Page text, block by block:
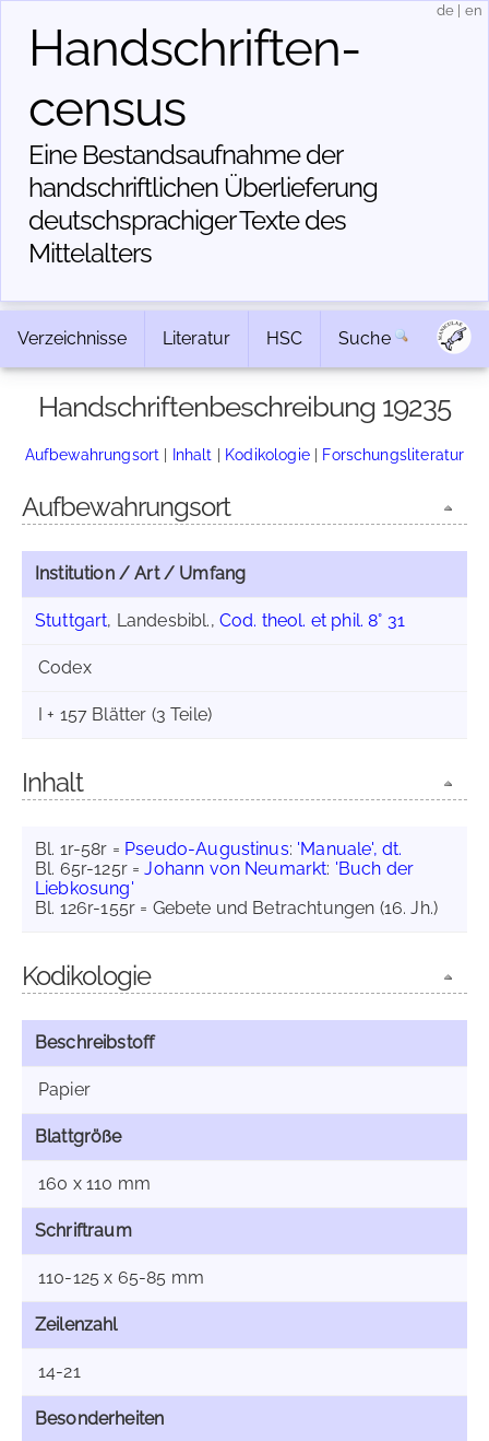
Handschriften­
census
Eine Bestandsaufnahme der
handschriftlichen Über­lieferung
deutschsprachiger Texte des
Mittelalters
de en
Verzeichnisse Literatur HSC Suche
Handschriftenbeschreibung 19235
Aufbewahrungsort | Inhalt | Kodikologie| Forschungsliteratur
Aufbewahrungsort
Institution / Art / Umfang
Stuttgart, Landesbibl., Cod. theol. et phil. 8° 31
Codex
I + 157 Blätter (3 Teile)
Inhalt
Bl. 1r-58r = Pseudo-Augustinus: 'Manuale', dt.
Bl. 65r-125r =Johann von Neumarkt: 'Buch der
Liebkosung'
Bl. 126r-155r = Gebete und Betrachtungen (16. Jh.)
Kodikologie
Beschreibstoff
Papier
Blattgröße
160 x 110 mm
Schriftraum
110-125 x 65-85 mm
Zeilenzahl
14-21
Besonderheiten